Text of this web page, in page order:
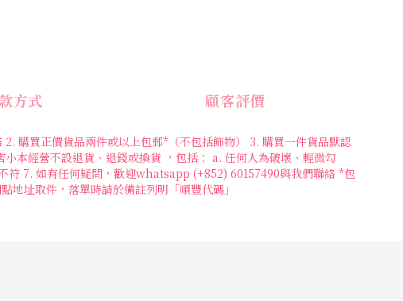
方式 顧客評價
購買正價貨品兩件或以上包郵*（不包括飾物） 3. 購買一件貨品默認
本經營不設退貨、退錢或換貨 ，包括： a. 任何人為破壞、輕微勾
符 7. 如有任何疑問，歡迎whatsapp (+852) 60157490與我們聯絡 *包
址取件，落單時請於備註列明「順豐代碼」